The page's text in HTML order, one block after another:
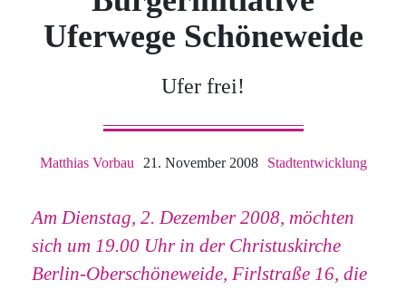
Uferwege Schöneweide
Ufer frei!
Matthias Vorbau 21. November 2008 Stadtentwicklung
Am Dienstag, 2. Dezember 2008, möchten
sich um 19.00 Uhr in der Christuskirche
Berlin-Oberschöneweide, Firlstraße 16, die